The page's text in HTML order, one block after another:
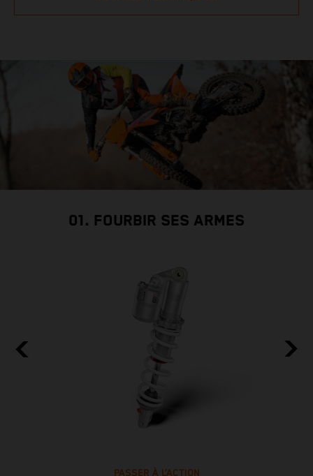
01. FOURBIR SES ARMES
PASSER À L’ACTION